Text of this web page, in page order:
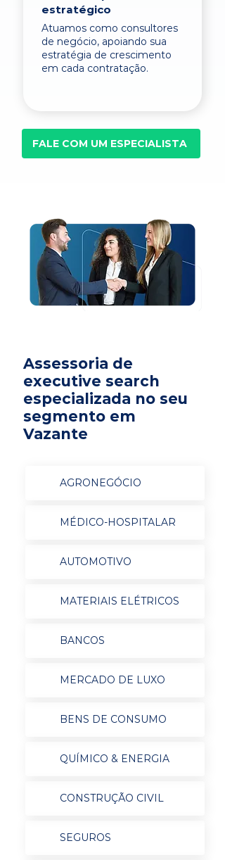
estratégico
Atuamos como consultores
de negócio, apoiando sua
estratégia de crescimento
em cada contratação.
FALE COM UM ESPECIALISTA
Assessoria de
executive search
especializada no seu
segmento em
Vazante
AGRONEGÓCIO
MÉDICO-HOSPITALAR
AUTOMOTIVO
MATERIAIS ELÉTRICOS
BANCOS
MERCADO DE LUXO
BENS DE CONSUMO
QUÍMICO & ENERGIA
CONSTRUÇÃO CIVIL
SEGUROS